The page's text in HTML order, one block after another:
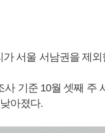
서울 서남권을 제
기준 10월 셋째 주
아졌다.